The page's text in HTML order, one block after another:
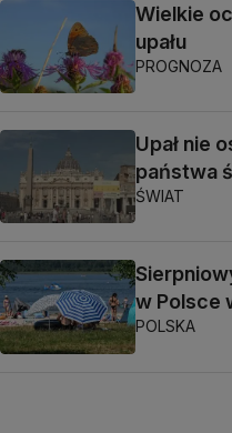
Wielkie
upału
PROGNOZA
Upał nie
państwa
ŚWIAT
w Polsce
POLSKA